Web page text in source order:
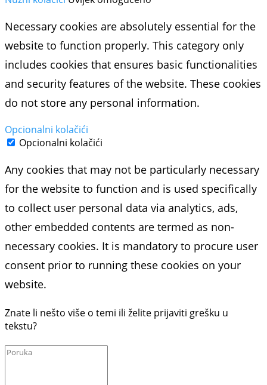
Necessary cookies are absolutely essential for the
website to function properly. This category only
includes cookies that ensures basic functionalities
and security features of the website. These cookies
do not store any personal information.
Opcionalni kolačići
Opcionalni kolačići
Any cookies that may not be particularly necessary
for the website to function and is used specifically
to collect user personal data via analytics, ads,
other embedded contents are termed as non-
necessary cookies. It is mandatory to procure user
consent prior to running these cookies on your
website.
Znate li nešto više o temi ili želite prijaviti grešku u
tekstu?